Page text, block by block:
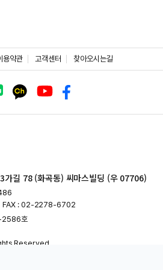
용약관 고객센터 찾아오시는길
가길 78 (화곡동) 씨마스빌딩 (우 07706)
FAX : 02-2278-6702
-2586호
Reserved